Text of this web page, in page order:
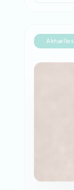
Aktuelles